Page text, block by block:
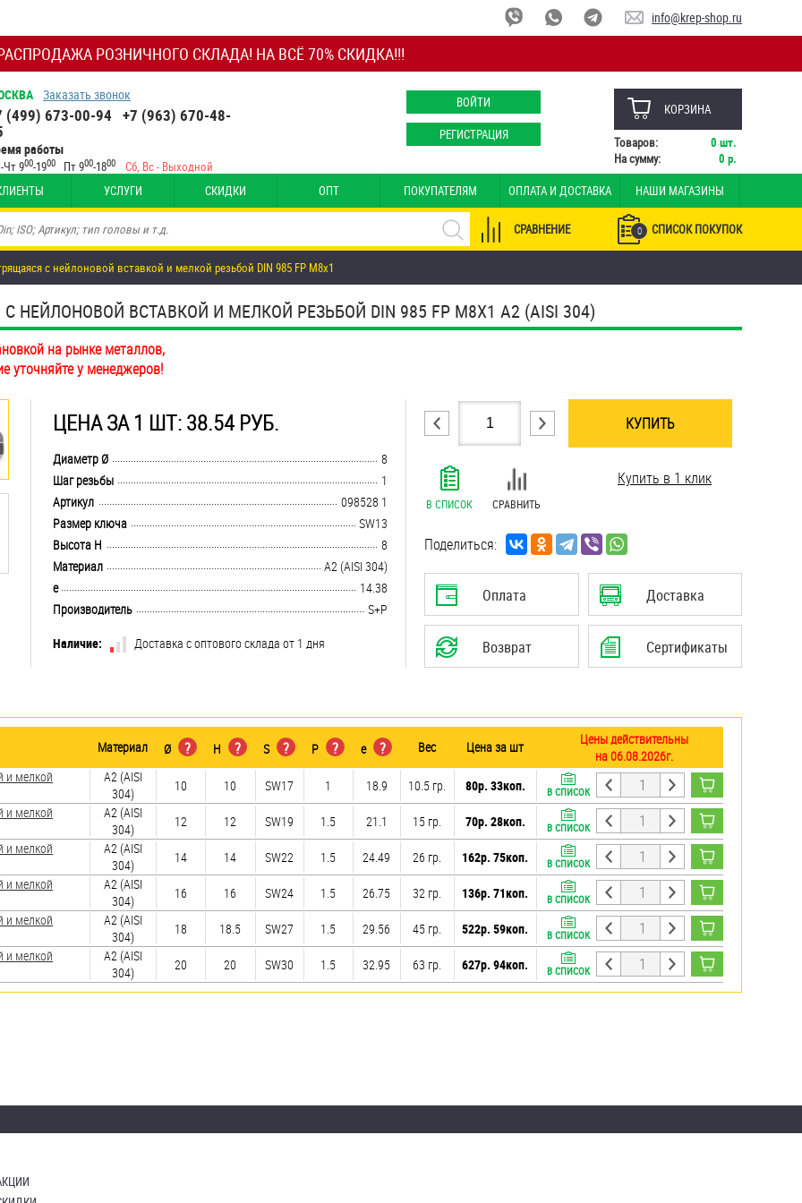
РОЗНИЧНОГО СКЛАДА! НА ВСЁ 70% СКИДКА!!!
info@krep-shop.ru
Заказать звонок
(499) 673-00-94 +7 (963) 670-48-
работы
Чт 900-1900 Пт 900-1800 Сб, Вс - Выходной
ВОЙТИ
РЕГИСТРАЦИЯ
КОРЗИНА
Товаров: 0 шт.
На сумму:
0 р.
УСЛУГИ СКИДКИ ОПТ ПОКУПАТЕЛЯМ ОПЛАТА И ДОСТАВКА НАШИ МАГАЗИНЫ
0 СПИСОК ПОКУПОК
СРАВНЕНИЕ
с нейлоновой вставкой и мелкой резьбой DIN 985 FP M8х1
ВСТАВКОЙ И МЕЛКОЙ РЕЗЬБОЙ DIN 985 FP M8Х1 А2 (AISI 304)
на рынке металлов,
уточняйте у менеджеров!
ЦЕНА ЗА 1 ШТ: 38.54 РУБ.
........................................................................................................................................................................................................
Диаметр Ø
8
........................................................................................................................................................................................................
Шаг резьбы
1
........................................................................................................................................................................................................
Артикул
098528 1
........................................................................................................................................................................................................
Размер ключа
SW13
........................................................................................................................................................................................................
Высота H
8
........................................................................................................................................................................................................
Материал
А2 (AISI 304)
........................................................................................................................................................................................................
e
14.38
........................................................................................................................................................................................................
Производитель
S+P
Наличие:
Доставка с оптового склада от 1 дня
КУПИТЬ
В СПИСОК СРАВНИТЬ
Купить в 1 клик
Поделиться:
Оплата Доставка
Возврат Сертификаты
Материал Ø ? H ? S ? P ? e ? Вес Цена за шт
Цены действительны
на 06.08.2026г.
и мелкой
А2 (AISI
304)
10 10 SW17 1 18.9 10.5 гр. 80р. 33коп. В СПИСОК
и мелкой
А2 (AISI
304)
12 12 SW19 1.5 21.1 15 гр. 70р. 28коп. В СПИСОК
и мелкой
А2 (AISI
304)
14 14 SW22 1.5 24.49 26 гр. 162р. 75коп. В СПИСОК
и мелкой
А2 (AISI
304)
16 16 SW24 1.5 26.75 32 гр. 136р. 71коп. В СПИСОК
и мелкой
А2 (AISI
304)
18 18.5 SW27 1.5 29.56 45 гр. 522р. 59коп. В СПИСОК
и мелкой
А2 (AISI
304)
20 20 SW30 1.5 32.95 63 гр. 627р. 94коп. В СПИСОК